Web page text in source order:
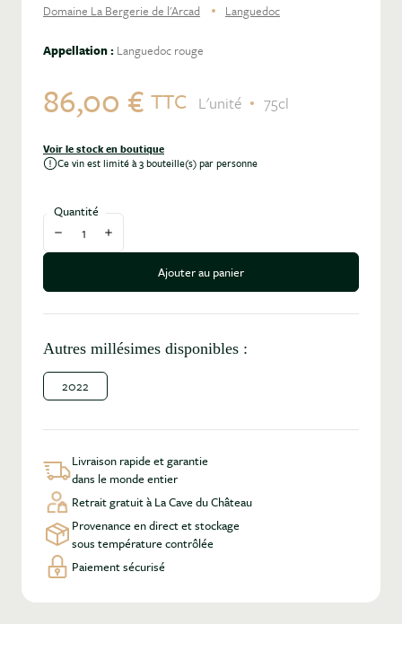
Domaine La Bergerie de l'Arcad Languedoc
Appellation : Languedoc rouge
86,00 € TTC L'unité 75cl
Voir le stock en boutique
Ce vin est limité à 3 bouteille(s) par personne
Quantité
Diminuer la quantité
Augmenter la quantité
Ajouter au panier
Autres millésimes disponibles :
2022
Livraison rapide et garantie
dans le monde entier
Retrait gratuit à La Cave du Château
Provenance en direct et stockage
sous température contrôlée
Paiement sécurisé